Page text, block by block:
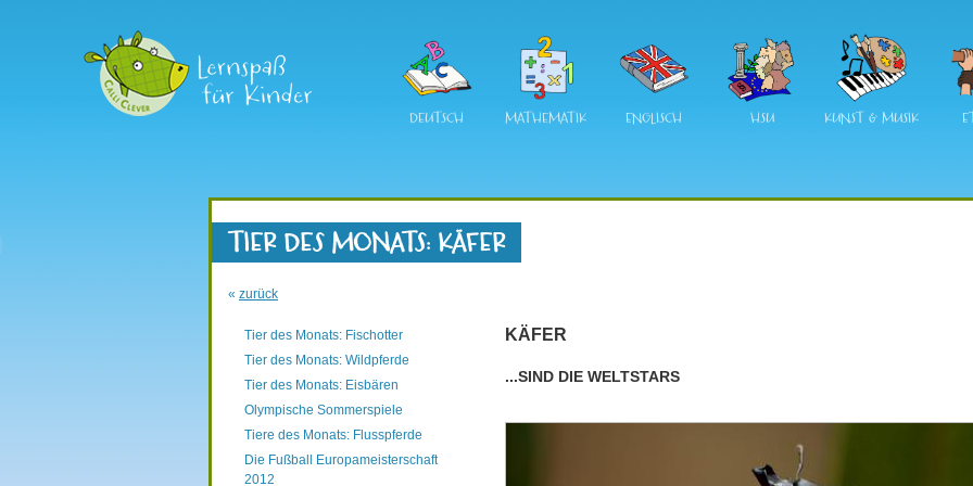
DEUTSCH MATHEMATIK ENGLISCH HSU KUNST & MUSIK
TIER DES MONATS: KÄFER
« zurück
Tier des Monats: Fischotter
Tier des Monats: Wildpferde
Tier des Monats: Eisbären
Olympische Sommerspiele
Tiere des Monats: Flusspferde
Die Fußball Europameisterschaft
2012
KÄFER
...SIND DIE WELTSTARS